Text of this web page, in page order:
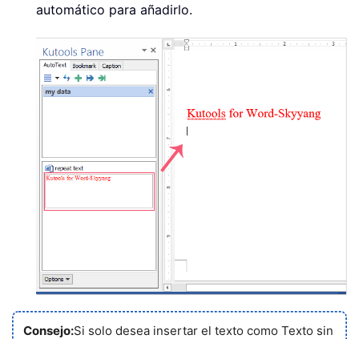
automático para añadirlo.
Consejo:Si solo desea insertar el texto como Texto sin